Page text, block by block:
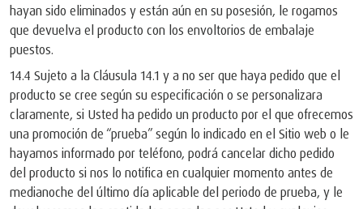
hayan sido eliminados y están aún en su posesión, le rogamos
que devuelva el producto con los envoltorios de embalaje
puestos.
14.4 Sujeto a la Cláusula 14.1 y a no ser que haya pedido que el
producto se cree según su especificación o se personalizara
claramente, si Usted ha pedido un producto por el que ofrecemos
una promoción de “prueba” según lo indicado en el Sitio web o le
hayamos informado por teléfono, podrá cancelar dicho pedido
del producto si nos lo notifica en cualquier momento antes de
medianoche del último día aplicable del periodo de prueba, y le